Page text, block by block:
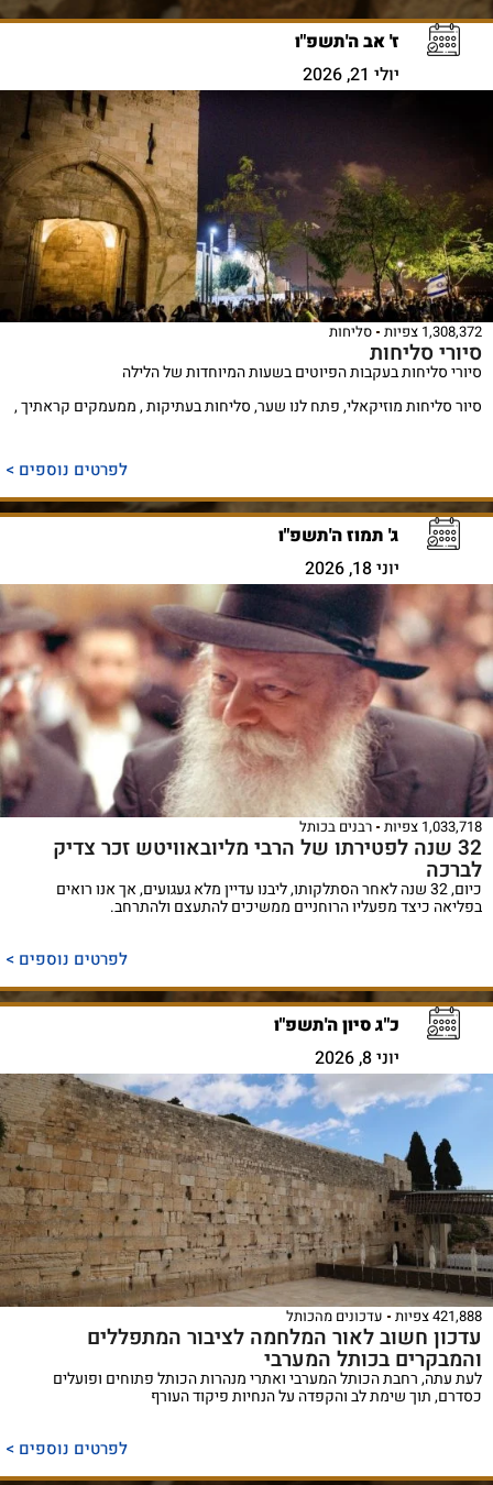
ז' אב ה'תשפ"ו
יולי 21, 2026
1,308,372 צפיות סליחות
סיורי סליחות
סיורי סליחות בעקבות הפיוטים בשעות המיוחדות של הלילה
סיור סליחות מוזיקאלי, פתח לנו שער, סליחות בעתיקות , ממעמקים קראתיך ,
לפרטים נוספים >
ג' תמוז ה'תשפ"ו
יוני 18, 2026
1,033,718 צפיות רבנים בכותל
32 שנה לפטירתו של הרבי מליובאוויטש זכר צדיק
לברכה
כיום, 32 שנה לאחר הסתלקותו, ליבנו עדיין מלא געגועים, אך אנו רואים
בפליאה כיצד מפעליו הרוחניים ממשיכים להתעצם ולהתרחב.
לפרטים נוספים >
כ"ג סיון ה'תשפ"ו
יוני 8, 2026
421,888 צפיות עדכונים מהכותל
עדכון חשוב לאור המלחמה לציבור המתפללים
והמבקרים בכותל המערבי
לעת עתה, רחבת הכותל המערבי ואתרי מנהרות הכותל פתוחים ופועלים
כסדרם, תוך שימת לב והקפדה על הנחיות פיקוד העורף
לפרטים נוספים >